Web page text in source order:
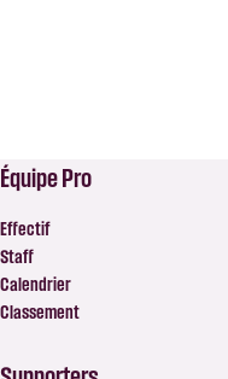
Équipe Pro
Effectif
Staff
Calendrier
Classement